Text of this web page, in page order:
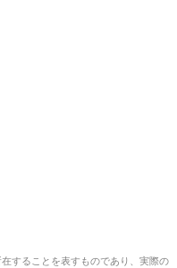
することを表すものであり、実際の